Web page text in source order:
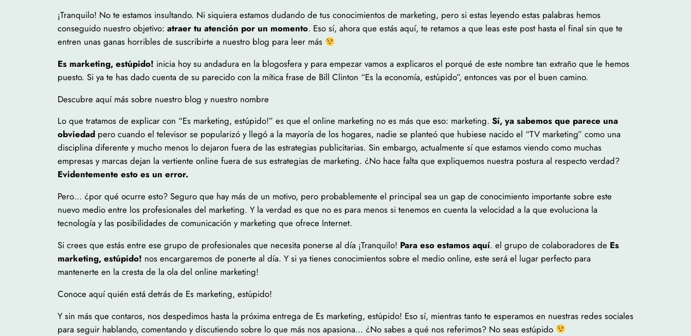
¡Tranquilo! No te estamos insultando. Ni siquiera estamos dudando de tus conocimientos de marketing, pero si estas leyendo estas palabras hemos
conseguido nuestro objetivo: atraer tu atención por un momento. Eso sí, ahora que estás aquí, te retamos a que leas este post hasta el final sin que te
entren unas ganas horribles de suscribirte a nuestro blog para leer más
Es marketing, estúpido! inicia hoy su andadura en la blogosfera y para empezar vamos a explicaros el porqué de este nombre tan extraño que le hemos
puesto. Si ya te has dado cuenta de su parecido con la mítica frase de Bill Clinton “Es la economía, estúpido”, entonces vas por el buen camino.
Descubre aquí más sobre nuestro blog y nuestro nombre
Lo que tratamos de explicar con “Es marketing, estúpido!” es que el online marketing no es más que eso: marketing. Sí, ya sabemos que parece una
obviedad pero cuando el televisor se popularizó y llegó a la mayoría de los hogares, nadie se planteó que hubiese nacido el “TV marketing” como una
disciplina diferente y mucho menos lo dejaron fuera de las estrategias publicitarias. Sin embargo, actualmente sí que estamos viendo como muchas
empresas y marcas dejan la vertiente online fuera de sus estrategias de marketing. ¿No hace falta que expliquemos nuestra postura al respecto verdad?
Evidentemente esto es un error.
Pero… ¿por qué ocurre esto? Seguro que hay más de un motivo, pero probablemente el principal sea un gap de conocimiento importante sobre este
nuevo medio entre los profesionales del marketing. Y la verdad es que no es para menos si tenemos en cuenta la velocidad a la que evoluciona la
tecnología y las posibilidades de comunicación y marketing que ofrece Internet.
Si crees que estás entre ese grupo de profesionales que necesita ponerse al día ¡Tranquilo! Para eso estamos aquí. el grupo de colaboradores de Es
marketing, estúpido! nos encargaremos de ponerte al día. Y si ya tienes conocimientos sobre el medio online, este será el lugar perfecto para
mantenerte en la cresta de la ola del online marketing!
Conoce aquí quién está detrás de Es marketing, estúpido!
Y sin más que contaros, nos despedimos hasta la próxima entrega de Es marketing, estúpido! Eso sí, mientras tanto te esperamos en nuestras redes sociales
para seguir hablando, comentando y discutiendo sobre lo que más nos apasiona… ¿No sabes a qué nos referimos? No seas estúpido